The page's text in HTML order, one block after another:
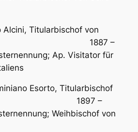
Titularbischof von
1887 –
Ap. Visitator für
Esorto, Titularbischof
1897 –
Weihbischof von